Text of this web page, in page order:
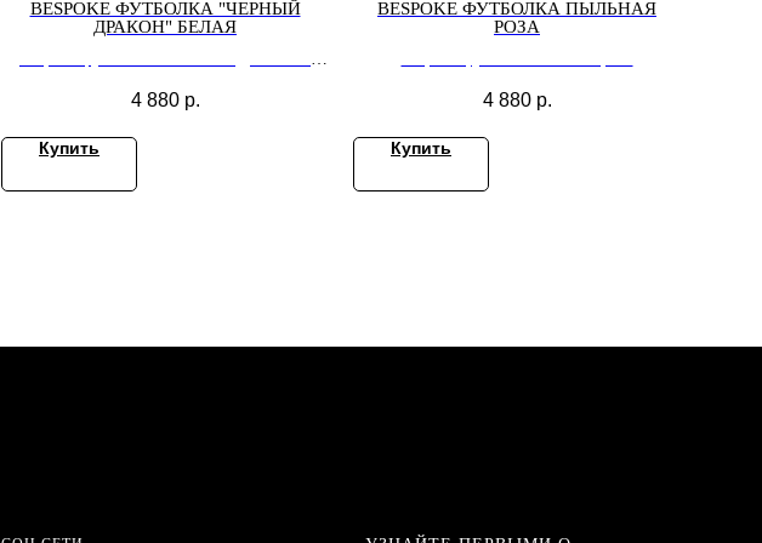
BESPOKE ФУТБОЛКА "ЧЕРНЫЙ
ДРАКОН" БЕЛАЯ
4 880 р.
Купить
BESPOKE ФУТБОЛКА ПЫЛЬНАЯ
РОЗА
4 880 р.
Купить